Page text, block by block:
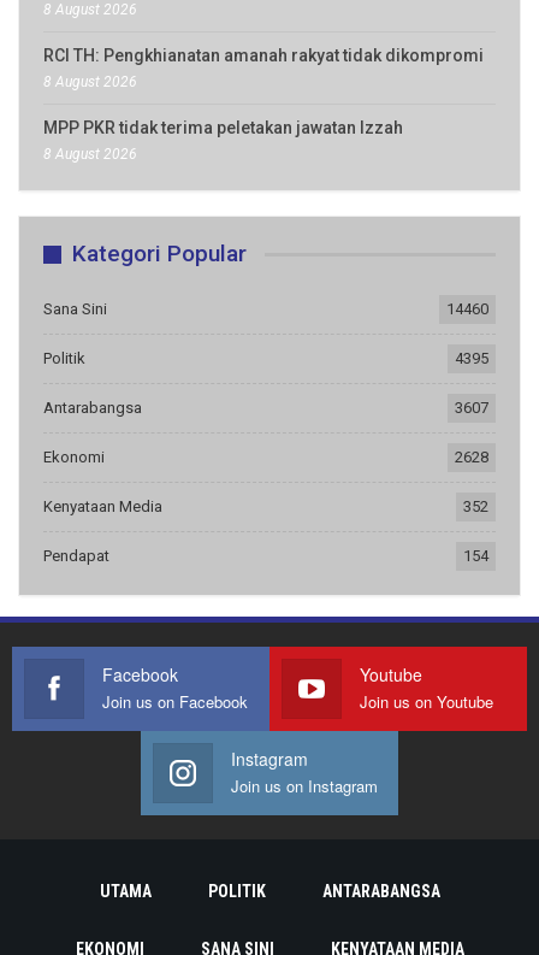
8 August 2026
RCI TH: Pengkhianatan amanah rakyat tidak dikompromi
8 August 2026
MPP PKR tidak terima peletakan jawatan Izzah
8 August 2026
Kategori Popular
Sana Sini 14460
Politik 4395
Antarabangsa 3607
Ekonomi 2628
Kenyataan Media 352
Pendapat 154
Facebook
Join us on Facebook
Youtube
Join us on Youtube
Instagram
Join us on Instagram
UTAMA POLITIK ANTARABANGSA
EKONOMI SANA SINI KENYATAAN MEDIA